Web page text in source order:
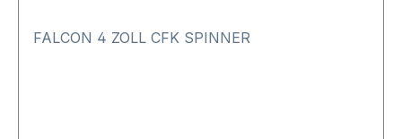
FALCON 4 ZOLL CFK SPINNER